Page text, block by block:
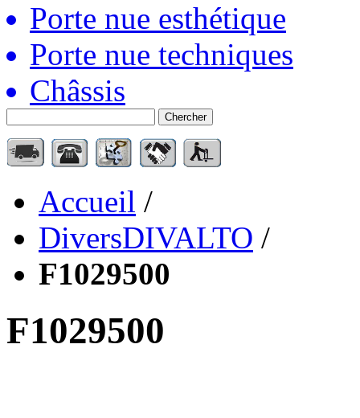
Porte nue esthétique
Porte nue techniques
Châssis
Chercher
Accueil /
DiversDIVALTO /
F1029500
F1029500